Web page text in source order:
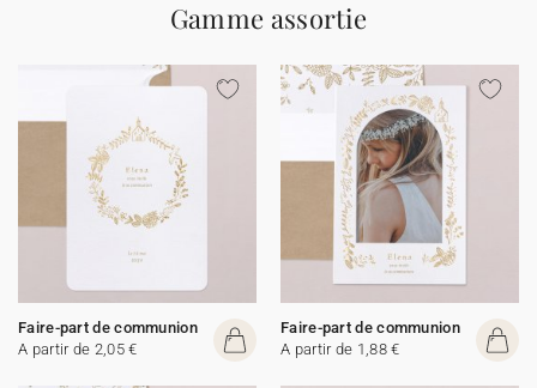
Gamme assortie
Faire-part de communion
A partir de 2,05 €
Faire-part de communion
A partir de 1,88 €